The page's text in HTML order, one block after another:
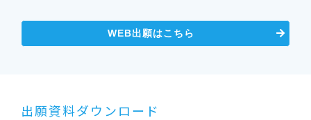
WEB出願はこちら
出願資料ダウンロード